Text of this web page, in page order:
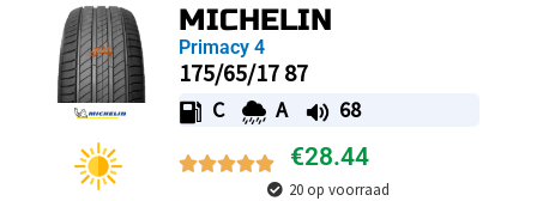
MICHELIN
Primacy 4
175/65/17 87
C A 68
€28.44
20 op voorraad